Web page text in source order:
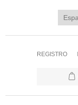
REGISTRO